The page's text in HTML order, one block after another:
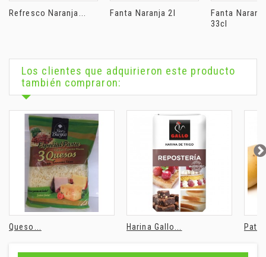
Refresco Naranja... Fanta Naranja 2l
Fanta
33cl
Los clientes que adquirieron este producto
también compraron:
Queso... Harina Gallo...